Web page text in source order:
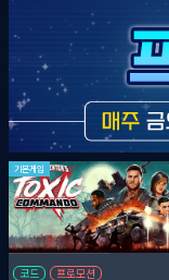
기본게임
코드 프로모션